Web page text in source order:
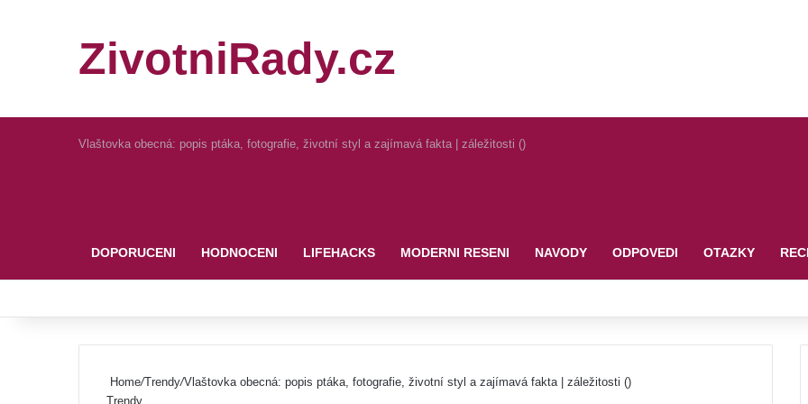
ZivotniRady.cz
Vlaštovka obecná: popis ptáka, fotografie, životní styl a zajímavá fakta | záležitosti ()
DOPORUCENI HODNOCENI LIFEHACKS MODERNI RESENI NAVODY ODPOVEDI OTAZKY
Home/Trendy/Vlaštovka obecná: popis ptáka, fotografie, životní styl a zajímavá fakta | záležitosti ()
Trendy